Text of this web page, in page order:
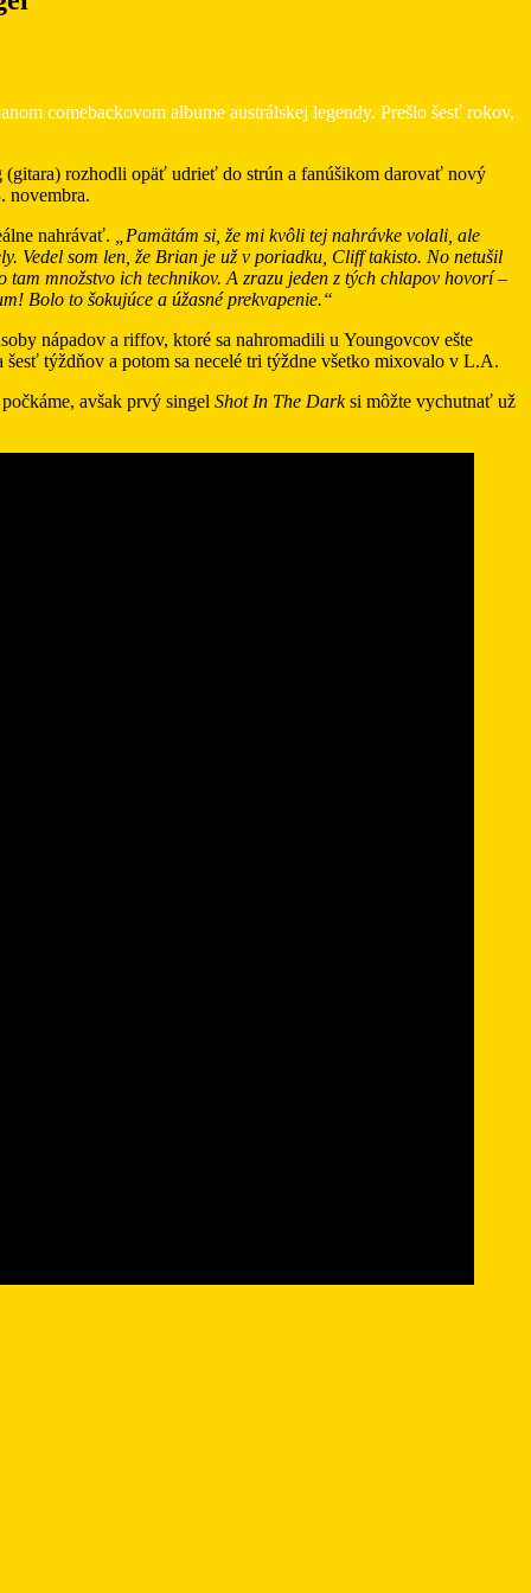
comebackovom albume austrálskej legendy. Prešlo šesť rokov,
(gitara) rozhodli opäť udrieť do strún a fanúšikom darovať nový
novembra.
nahrávať.
„Pamätám si, že mi kvôli tej nahrávke volali, ale
Vedel som len, že Brian je už v poriadku, Cliff takisto. No netušil
množstvo ich technikov. A zrazu jeden z tých chlapov hovorí –
Bolo to šokujúce a úžasné prekvapenie.“
nápadov a riffov, ktoré sa nahromadili u Youngovcov ešte
týždňov a potom sa necelé tri týždne všetko mixovalo v L.A.
avšak prvý singel Shot In The Darksi môžte vychutnať už